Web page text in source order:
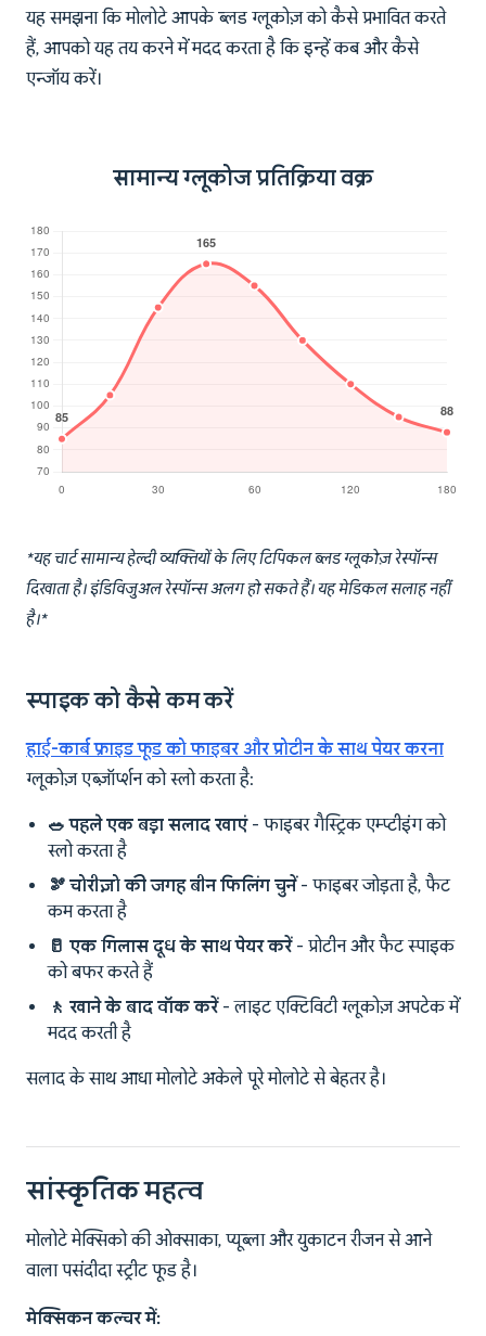
यह समझना कि मोलोटे आपके ब्लड ग्लूकोज़ को कैसे प्रभावित करते
हैं, आपको यह तय करने में मदद करता है कि इन्हें कब और कैसे
एन्जॉय करें।
सामान्य ग्लूकोज प्रतिक्रिया वक्र
*यह चार्ट सामान्य हेल्दी व्यक्तियों के लिए टिपिकल ब्लड ग्लूकोज़ रेस्पॉन्स
दिखाता है। इंडिविजुअल रेस्पॉन्स अलग हो सकते हैं। यह मेडिकल सलाह नहीं
है।*
स्पाइक को कैसे कम करें
हाई-कार्ब फ्राइड फूड को फाइबर और प्रोटीन के साथ पेयर करना
ग्लूकोज़ एब्ज़ॉर्प्शन को स्लो करता है:
🥗 पहले एक बड़ा सलाद खाएं- फाइबर गैस्ट्रिक एम्प्टीइंग को
स्लो करता है
🫘 चोरीज़ो की जगह बीन फिलिंग चुनें- फाइबर जोड़ता है, फैट
कम करता है
🥛 एक गिलास दूध के साथ पेयर करें- प्रोटीन और फैट स्पाइक
को बफर करते हैं
🚶 खाने के बाद वॉक करें- लाइट एक्टिविटी ग्लूकोज़ अपटेक में
मदद करती है
सलाद के साथ आधा मोलोटे अकेले पूरे मोलोटे से बेहतर है।
सांस्कृतिक महत्व
मोलोटे मेक्सिको की ओक्साका, प्यूब्ला और युकाटन रीजन से आने
वाला पसंदीदा स्ट्रीट फूड है।
मेक्सिकन कल्चर में: